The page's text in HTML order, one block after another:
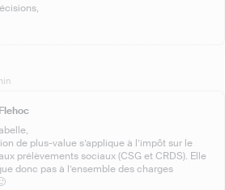
de plus-value s’applique à l’impôt sur le
prélèvements sociaux (CSG et CRDS). Elle
donc pas à l’ensemble des charges